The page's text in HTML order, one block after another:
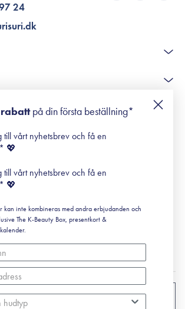
24
och svar
SVERIGE
på din första beställning*
till vårt nyhetsbrev och få en
💖
till vårt nyhetsbrev och få en
💖
kan inte kombineras med andra erbjudanden och
The K-Beauty Box, presentkort &